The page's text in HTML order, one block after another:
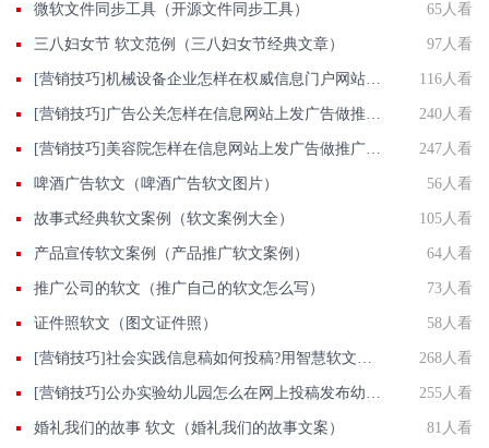
微软文件同步工具（开源文件同步工具） 65人看
三八妇女节 软文范例（三八妇女节经典文章） 97人看
[营销技巧]机械设备企业怎样在权威信息门户网站发稿? 116人看
[营销技巧]广告公关怎样在信息网站上发广告做推广提高产品知名度呢 240人看
[营销技巧]美容院怎样在信息网站上发广告做推广提高产品知名度呢 247人看
啤酒广告软文（啤酒广告软文图片） 56人看
故事式经典软文案例（软文案例大全） 105人看
产品宣传软文案例（产品推广软文案例） 64人看
推广公司的软文（推广自己的软文怎么写） 73人看
证件照软文（图文证件照） 58人看
[营销技巧]社会实践信息稿如何投稿?用智慧软文大学生社会实践投稿权威网站 268人看
[营销技巧]公办实验幼儿园怎么在网上投稿发布幼儿园正能量推广稿件？ 255人看
婚礼我们的故事 软文（婚礼我们的故事文案） 81人看